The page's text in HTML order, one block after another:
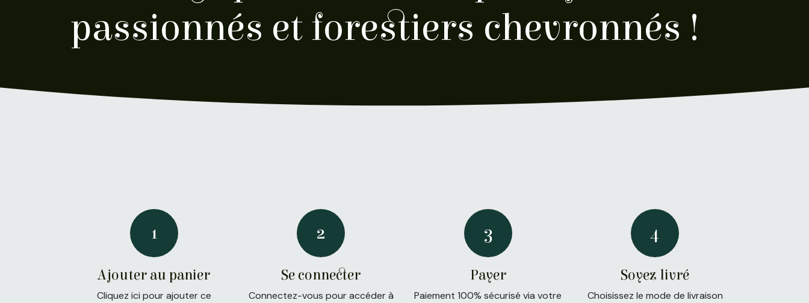
passionnés et forestiers chevronnés !
1
Ajouter au panier
Cliquez ici pour ajouter ce
2
Se connecter
Connectez-vous pour accéder à
3
Payer
Paiement 100% sécurisé via votre
4
Soyez livré
Choisissez le mode de livraison